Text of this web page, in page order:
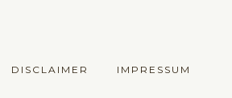
DISCLAIMER IMPRESSUM